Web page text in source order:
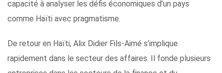
capacité à analyser les défis économiques d’un pays
comme Haïti avec pragmatisme.
De retour en Haïti, Alix Didier Fils-Aimé s’implique
rapidement dans le secteur des affaires. Il fonde plusieurs